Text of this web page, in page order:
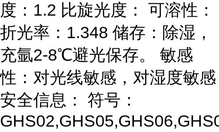
度：1.2 比旋光度： 可溶性：
折光率：1.348 储存：除湿，
充氩2-8℃避光保存。 敏感
性：对光线敏感，对湿度敏感
安全信息： 符号：